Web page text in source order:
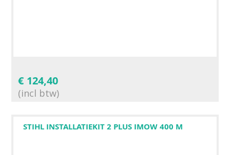
€ 124,40
(incl btw)
STIHL INSTALLATIEKIT 2 PLUS IMOW 400 M